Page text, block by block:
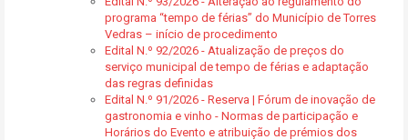
programa “tempo de férias” do Município de Torres
Vedras – início de procedimento
Edital N.º 92/2026 - Atualização de preços do
serviço municipal de tempo de férias e adaptação
das regras definidas
Edital N.º 91/2026 - Reserva | Fórum de inovação de
gastronomia e vinho - Normas de participação e
Horários do Evento e atribuição de prémios dos